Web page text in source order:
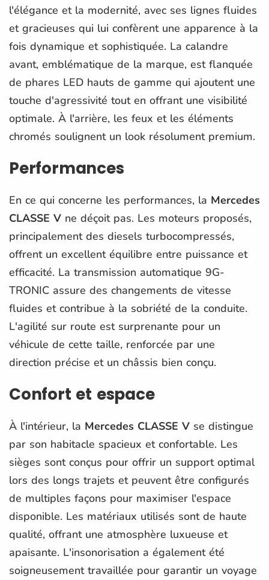
l'élégance et la modernité, avec ses lignes fluides
et gracieuses qui lui confèrent une apparence à la
fois dynamique et sophistiquée. La calandre
avant, emblématique de la marque, est flanquée
de phares LED hauts de gamme qui ajoutent une
touche d'agressivité tout en offrant une visibilité
optimale. À l'arrière, les feux et les éléments
chromés soulignent un look résolument premium.
Performances
En ce qui concerne les performances, la Mercedes
CLASSE V ne déçoit pas. Les moteurs proposés,
principalement des diesels turbocompressés,
offrent un excellent équilibre entre puissance et
efficacité. La transmission automatique 9G-
TRONIC assure des changements de vitesse
fluides et contribue à la sobriété de la conduite.
L'agilité sur route est surprenante pour un
véhicule de cette taille, renforcée par une
direction précise et un châssis bien conçu.
Confort et espace
À l'intérieur, la Mercedes CLASSE V se distingue
par son habitacle spacieux et confortable. Les
sièges sont conçus pour offrir un support optimal
lors des longs trajets et peuvent être configurés
de multiples façons pour maximiser l'espace
disponible. Les matériaux utilisés sont de haute
qualité, offrant une atmosphère luxueuse et
apaisante. L'insonorisation a également été
soigneusement travaillée pour garantir un voyage